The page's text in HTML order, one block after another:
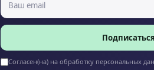
Согласен(на) на обработку персональных